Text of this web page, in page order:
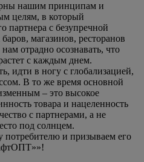
нашим принципам и
целям, в который
партнера с безупречной
магазинов, ресторанов
отрадно осознавать, что
с каждым днем.
идти в ногу с глобализацией,
В то же время основной
– это высокое
товара и нацеленность
с партнерами, а не
под солнцем.
и призываем его